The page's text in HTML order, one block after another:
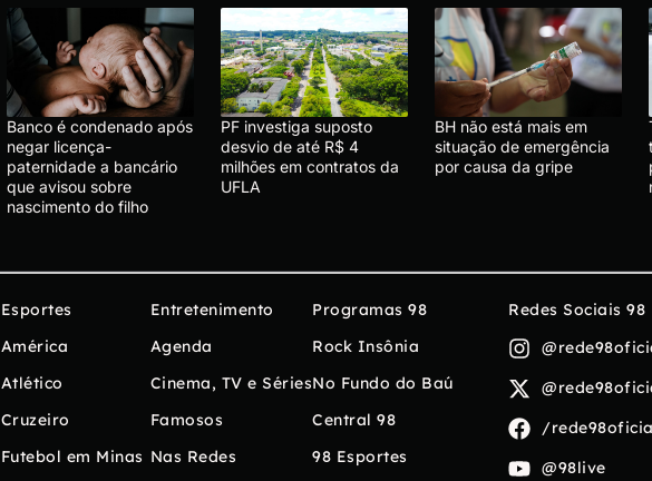
Banco é condenado após
negar licença-
paternidade a bancário
que avisou sobre
nascimento do filho
PF investiga suposto
desvio de até R$ 4
milhões em contratos da
UFLA
BH não está mais em
situação de emergência
por causa da gripe
Esportes
América
Atlético
Cruzeiro
Futebol em Minas
Entretenimento
Agenda
Cinema, TV e Séries
Famosos
Nas Redes
Programas 98
Rock Insônia
No Fundo do Baú
Central 98
98 Esportes
Redes Sociais 98
/
@98live